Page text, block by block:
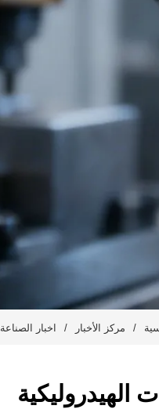
/ مركز الأخبار / اخبار الصناعة